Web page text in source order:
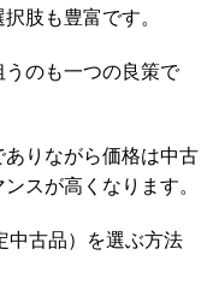
肢も豊富です。
のも一つの良策で
りながら価格は中古
スが高くなります。
古品）を選ぶ方法